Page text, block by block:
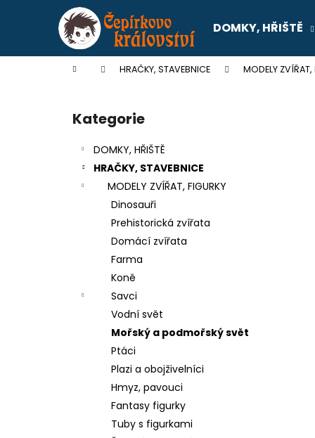
DOMKY, HŘIŠTĚ
Domů HRAČKY, STAVEBNICE MODELY ZVÍŘAT,
Přeskočit
kategorie
Kategorie
DOMKY, HŘIŠTĚ
HRAČKY, STAVEBNICE
MODELY ZVÍŘAT, FIGURKY
Dinosauři
Prehistorická zvířata
Domácí zvířata
Farma
Koně
Savci
Vodní svět
Mořský a podmořský svět
Ptáci
Plazi a obojživelníci
Hmyz, pavouci
Fantasy figurky
Tuby s figurkami
í
Zpět
do
Zpět
do
SENTOSPHERE SLIME - TOVÁRNA NA
VÝROBU SLIZŮ
606 Kč